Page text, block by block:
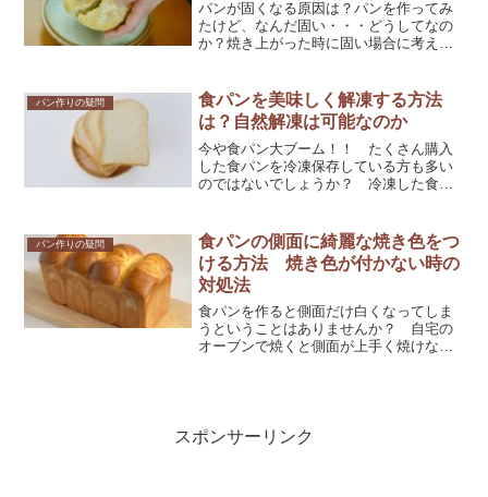
パンが固くなる原因は？パンを作ってみ
たけど、なんだ固い・・・どうしてなの
か？焼き上がった時に固い場合に考えら
パン作りの疑問
食パンを美味しく解凍する方法
は？自然解凍は可能なのか
今や食パン大ブーム！！ たくさん購入
した食パンを冷凍保存している方も多い
のではないでしょうか？ 冷凍した食パ
す。
パン作りの疑問
食パンの側面に綺麗な焼き色をつ
ける方法 焼き色が付かない時の
対処法
食パンを作ると側面だけ白くなってしま
うということはありませんか？ 自宅の
オーブンで焼くと側面が上手く焼けない
スポンサーリンク